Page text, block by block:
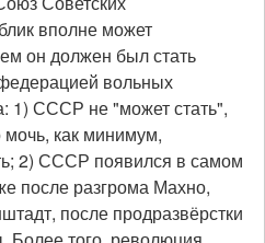
вполне может
он должен был стать
вольных
1) СССР не "может стать",
мочь, как минимум,
2) СССР появился в самом
после разгрома Махно,
после продразвёрстки